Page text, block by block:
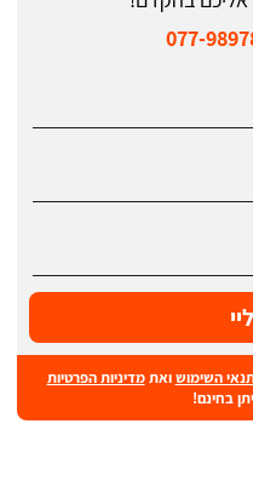
077-
השימושואתמדיניות הפרטיות
בחינם!